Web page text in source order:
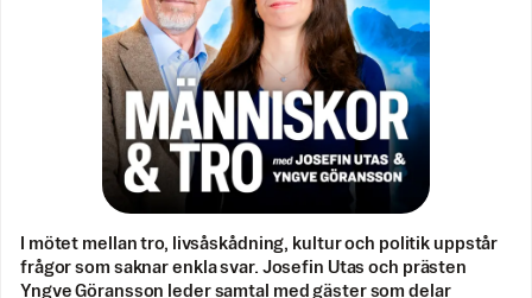
I mötet mellan tro, livsåskådning, kultur och politik uppstår
frågor som saknar enkla svar. Josefin Utas och prästen
Yngve Göransson leder samtal med gäster som delar